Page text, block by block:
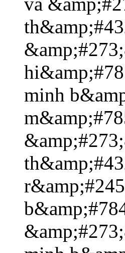
minh